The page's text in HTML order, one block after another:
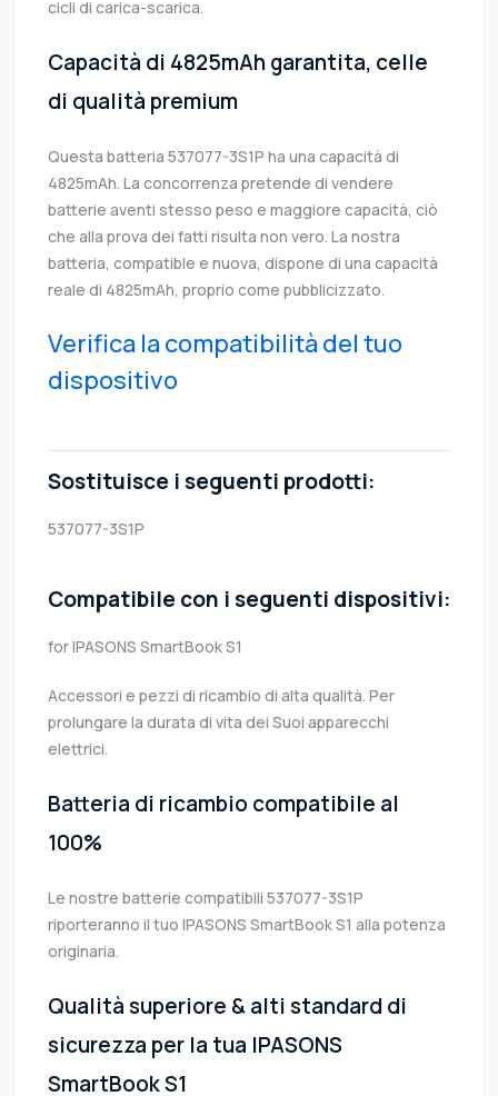
cicli di carica-scarica.
Capacità di 4825mAh garantita, celle
di qualità premium
Questa batteria 537077-3S1P ha una capacità di
4825mAh. La concorrenza pretende di vendere
batterie aventi stesso peso e maggiore capacità, ciò
che alla prova dei fatti risulta non vero. La nostra
batteria, compatible e nuova, dispone di una capacità
reale di 4825mAh, proprio come pubblicizzato.
Verifica la compatibilità del tuo
dispositivo
Sostituisce i seguenti prodotti:
537077-3S1P
Compatibile con i seguenti dispositivi:
for IPASONS SmartBook S1
Accessori e pezzi di ricambio di alta qualità. Per
prolungare la durata di vita dei Suoi apparecchi
elettrici.
Batteria di ricambio compatibile al
100%
Le nostre batterie compatibili 537077-3S1P
riporteranno il tuo IPASONS SmartBook S1 alla potenza
originaria.
Qualità superiore & alti standard di
sicurezza per la tua IPASONS
SmartBook S1